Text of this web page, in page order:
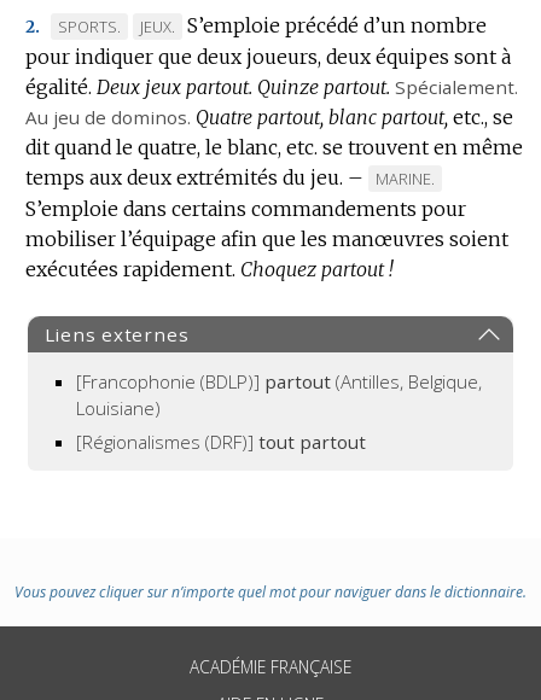
2.
MARQUE
DE
DOMAINE
:
SPORTS.
MARQUE
DE
DOMAINE
:
JEUX.
S’emploie précédé d’un nombre
pour indiquer que deux joueurs, deux équipes sont à
égalité. Deux jeux partout. Quinze partout. Spécialement.
Au jeu de dominos. Quatre partout, blanc partout, etc., se
dit quand le quatre, le blanc, etc. se trouvent en même
temps aux deux extrémités du jeu. –
MARQUE
DE
DOMAINE
:
MARINE.
S’emploie dans certains commandements pour
mobiliser l’équipage afin que les manœuvres soient
exécutées rapidement. Choquez partout !
Liens externes
[Francophonie (BDLP)] partout (Antilles, Belgique,
Louisiane)
[Régionalismes (DRF)] tout partout
Vous pouvez cliquer sur n’importe quel mot pour naviguer dans le dictionnaire.
ACADÉMIE FRANÇAISE